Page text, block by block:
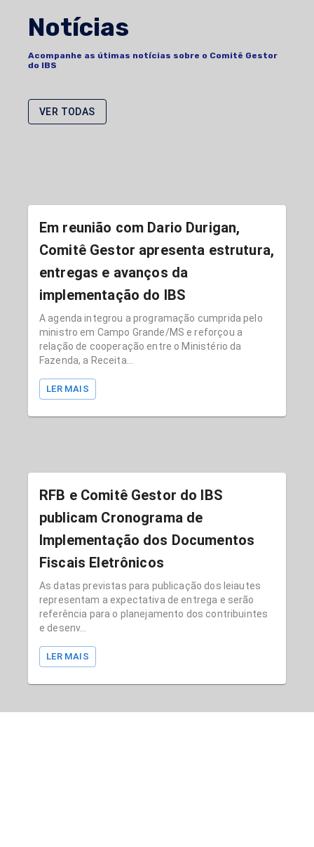
Notícias
Acompanhe as útimas notícias sobre o Comitê Gestor
do IBS
VER TODAS
Em reunião com Dario Durigan,
Comitê Gestor apresenta estrutura,
entregas e avanços da
implementação do IBS
A agenda integrou a programação cumprida pelo
ministro em Campo Grande/MS e reforçou a
relação de cooperação entre o Ministério da
Fazenda, a Receita...
LER MAIS
RFB e Comitê Gestor do IBS
publicam Cronograma de
Implementação dos Documentos
Fiscais Eletrônicos
As datas previstas para publicação dos leiautes
representam a expectativa de entrega e serão
referência para o planejamento dos contribuintes
e desenv...
LER MAIS